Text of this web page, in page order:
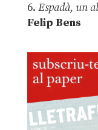
6. Espadà, un
Felip Bens